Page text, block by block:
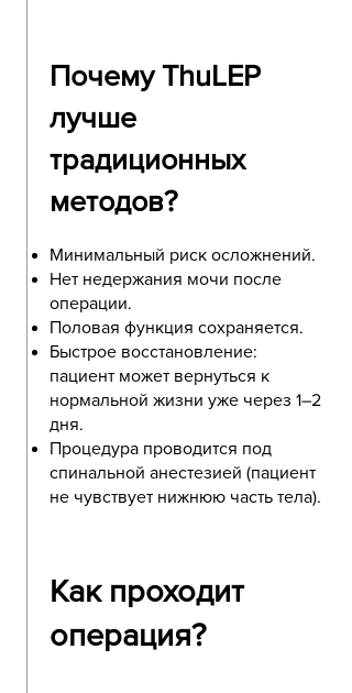
Почему ThuLEP
лучше
традиционных
методов?
Минимальный риск осложнений.
Нет недержания мочи после
операции.
Половая функция сохраняется.
Быстрое восстановление:
пациент может вернуться к
нормальной жизни уже через 1–2
дня.
Процедура проводится под
спинальной анестезией (пациент
не чувствует нижнюю часть тела).
Как проходит
операция?